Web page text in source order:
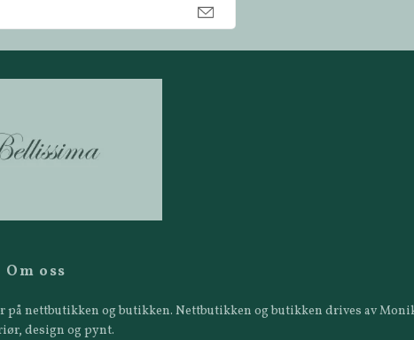
Om oss
nettbutikken og butikken. Nettbutikken og butikken drives av
design og pynt.